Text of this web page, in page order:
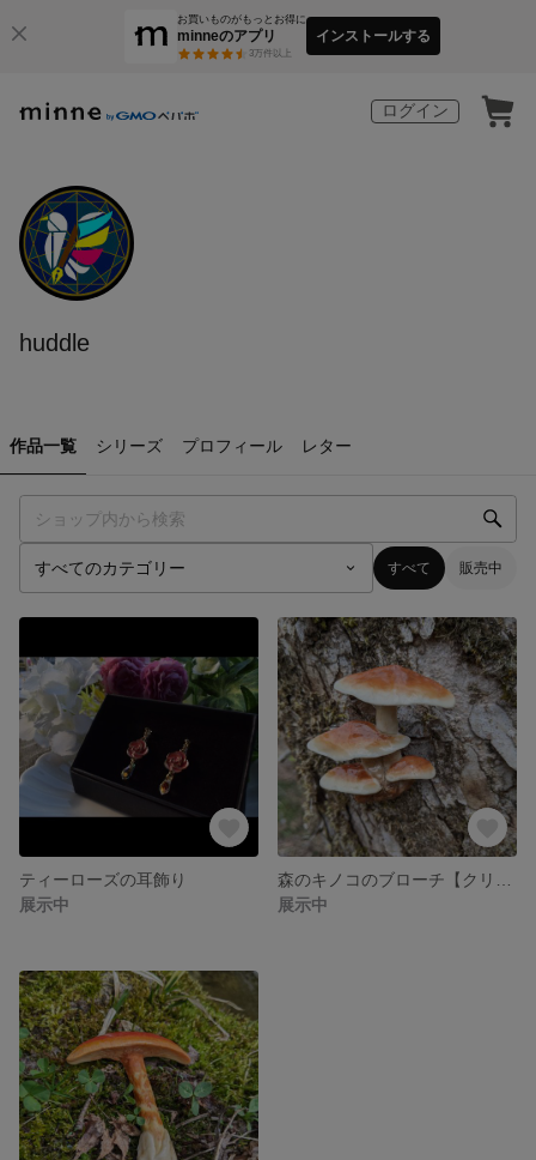
お買いものがもっとお得に
minneのアプリ
3万件以上
インストールする
ログイン
huddle
作品一覧 シリーズ プロフィール レター
すべて 販売中
ティーローズの耳飾り
展示中
展示中